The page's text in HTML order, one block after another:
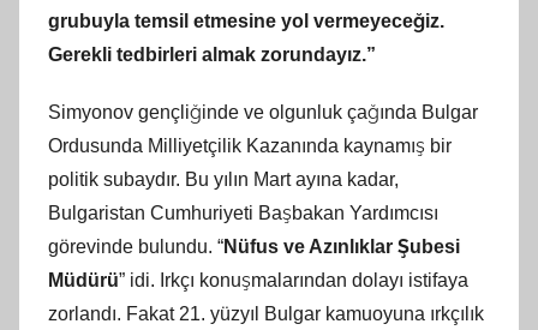
grubuyla temsil etmesine yol vermeyeceğiz.
Gerekli tedbirleri almak zorundayız.”
Simyonov gençliğinde ve olgunluk çağında Bulgar
Ordusunda Milliyetçilik Kazanında kaynamış bir
politik subaydır. Bu yılın Mart ayına kadar,
Bulgaristan Cumhuriyeti Başbakan Yardımcısı
görevinde bulundu. “Nüfus ve Azınlıklar Şubesi
Müdürü” idi. Irkçı konuşmalarından dolayı istifaya
zorlandı. Fakat 21. yüzyıl Bulgar kamuoyuna ırkçılık